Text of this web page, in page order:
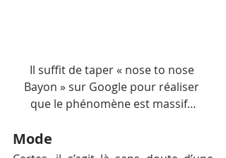
Il suffit de taper « nose to nose
Bayon » sur Google pour réaliser
que le phénomène est massif…
Mode